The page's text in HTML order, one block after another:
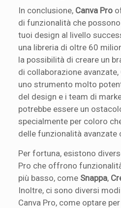
In conclusione, Canva Pro
di funzionalità che
tuoi design al livello
una libreria di oltre 60
la possibilità di creare un
di collaborazione avanzate,
uno strumento molto
del design e i team di
potrebbe essere un
specialmente per coloro
delle funzionalità avanzate
Per fortuna, esistono
Pro che offrono
più basso, come Snappa,
Inoltre, ci sono diversi
Canva Pro, come optare